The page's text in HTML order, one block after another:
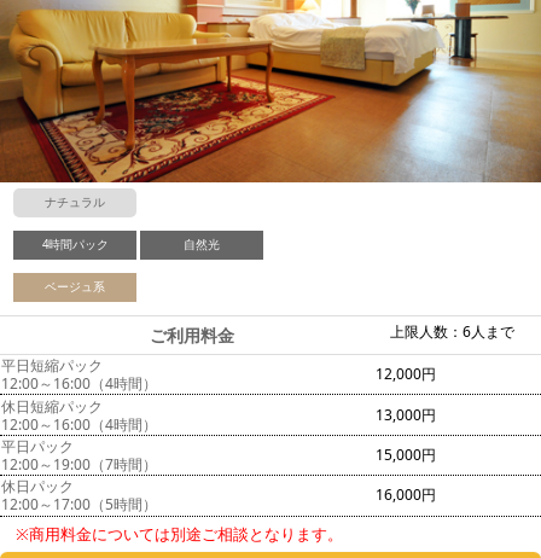
ナチュラル
4時間パック 自然光
ベージュ系
上限人数：6人まで
ご利用料金
平日短縮パック
12:00～16:00（4時間）
12,000円
休日短縮パック
12:00～16:00（4時間）
13,000円
平日パック
12:00～19:00（7時間）
15,000円
休日パック
12:00～17:00（5時間）
16,000円
※商用料金については別途ご相談となります。